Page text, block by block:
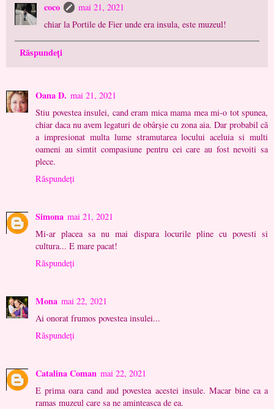
coco
mai 21, 2021
chiar la Portile de Fier unde era insula, este muzeul!
Răspundeți
Oana D. mai 21, 2021
Stiu povestea insulei, cand eram mica mama mea mi-o tot spunea,
chiar daca nu avem legaturi de obârșie cu zona aia. Dar probabil că
a impresionat multa lume stramutarea locului aceluia si multi
oameni au simtit compasiune pentru cei care au fost nevoiti sa
plece.
Răspundeți
Simona mai 21, 2021
Mi-ar placea sa nu mai dispara locurile pline cu povesti si
cultura... E mare pacat!
Răspundeți
Mona mai 22, 2021
Ai onorat frumos povestea insulei...
Răspundeți
Catalina Coman mai 22, 2021
E prima oara cand aud povestea acestei insule. Macar bine ca a
ramas muzeul care sa ne aminteasca de ea.